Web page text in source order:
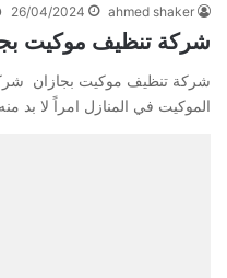
ahmed shaker
26/04/2024
شركة تنظيف موكيت
شركة تنظيف موكيت بجازان
الموكيت في المنازل امراً لا بد